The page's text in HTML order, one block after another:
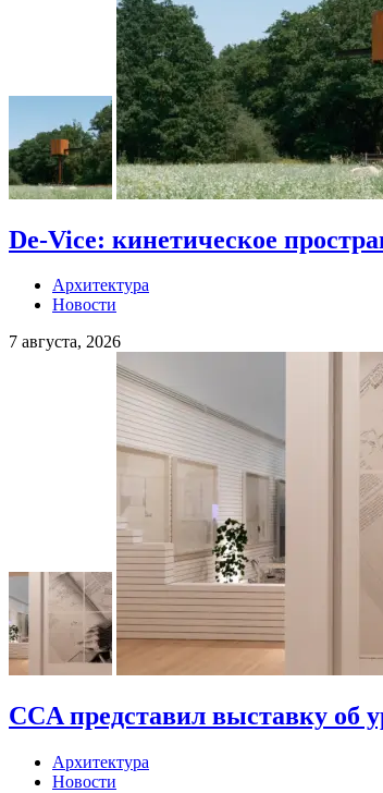
De-Vice: кинетическое
Архитектура
Новости
7 августа, 2026
CCA представил выставку об
Архитектура
Новости